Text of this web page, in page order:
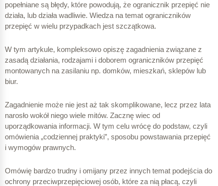
popełniane są błędy, które powodują, że ogranicznik przepięć nie
działa, lub działa wadliwie. Wiedza na temat ograniczników
przepięć w wielu przypadkach jest szczątkowa.
W tym artykule, kompleksowo opiszę zagadnienia związane z
zasadą działania, rodzajami i doborem ograniczników przepięć
montowanych na zasilaniu np. domków, mieszkań, sklepów lub
biur.
Zagadnienie może nie jest aż tak skomplikowane, lecz przez lata
narosło wokół niego wiele mitów. Zacznę wiec od
uporządkowania informacji. W tym celu wrócę do podstaw, czyli
omówienia „codziennej praktyki”, sposobu powstawania przepięć
i wymogów prawnych.
Omówię bardzo trudny i omijany przez innych temat podejścia do
ochrony przeciwprzepięciowej osób, które za nią płacą, czyli